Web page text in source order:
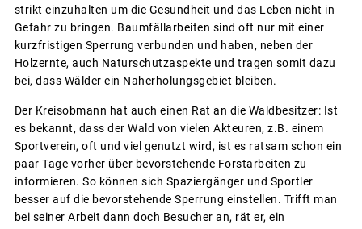
strikt einzuhalten um die Gesundheit und das Leben nicht in
Gefahr zu bringen. Baumfällarbeiten sind oft nur mit einer
kurzfristigen Sperrung verbunden und haben, neben der
Holzernte, auch Naturschutzaspekte und tragen somit dazu
bei, dass Wälder ein Naherholungsgebiet bleiben.
Der Kreisobmann hat auch einen Rat an die Waldbesitzer: Ist
es bekannt, dass der Wald von vielen Akteuren, z.B. einem
Sportverein, oft und viel genutzt wird, ist es ratsam schon ein
paar Tage vorher über bevorstehende Forstarbeiten zu
informieren. So können sich Spaziergänger und Sportler
besser auf die bevorstehende Sperrung einstellen. Trifft man
bei seiner Arbeit dann doch Besucher an, rät er, ein